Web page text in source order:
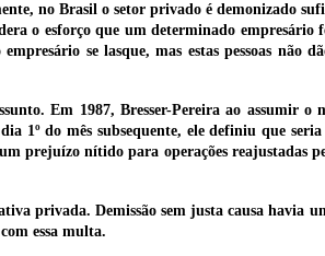
no Brasil o setor privado é demonizado
o esforço que um determinado
se lasque, mas estas pessoas não
Em 1987, Bresser-Pereira ao assumir o
1º do mês subsequente, ele definiu que
prejuízo nítido para operações reajustadas
privada. Demissão sem justa causa havia
essa multa.